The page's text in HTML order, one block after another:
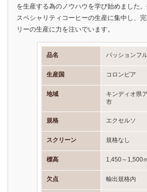
を生産する為のノウハウを学び始めました
スペシャリティコーヒーの生産に集中し、
リーの生産に力を注いでいます。
品名 パッションフ
生産国 コロンビア
地域
キンディオ県
市
規格 エクセルソ
スクリーン 規格なし
標高 1,450～1,500
欠点 輸出規格内